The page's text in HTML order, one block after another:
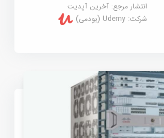
انتشار مرجع:آخرین آپدیت
شرکت:Udemy (یودمی)